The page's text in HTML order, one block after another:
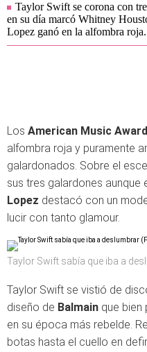
Taylor Swift se corona con
en su día marcó Whitney
Lopez ganó en la alfombra roja.
Los American Music
alfombra roja y puramente
galardonados. Sobre el
sus tres galardones aunque
Lopez destacó con un
lucir con tanto glamour.
Taylor Swift sabía que iba a
Taylor Swift se vistió de
diseño de Balmain que bien
en su época más rebelde.
botas hasta el cuello en